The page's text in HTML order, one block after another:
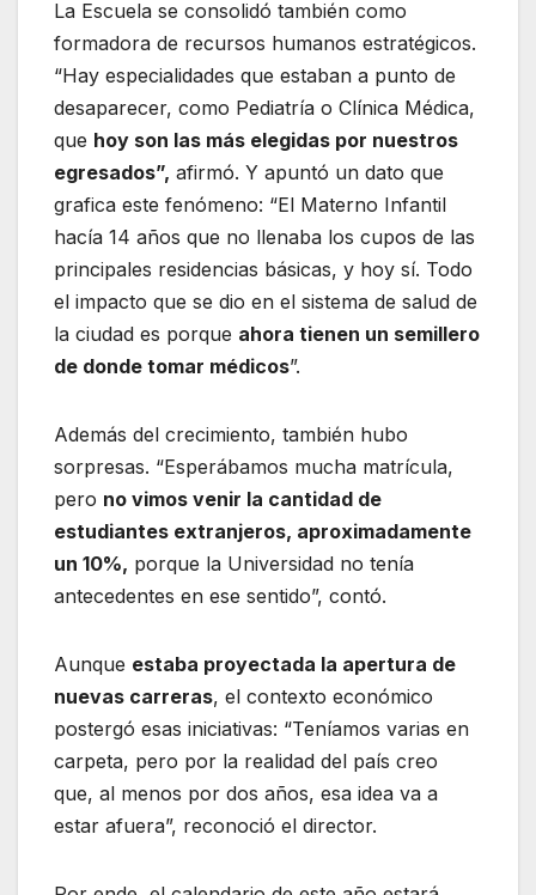
La Escuela se consolidó también como
formadora de recursos humanos estratégicos.
“Hay especialidades que estaban a punto de
desaparecer, como Pediatría o Clínica Médica,
que hoy son las más elegidas por nuestros
egresados”, afirmó. Y apuntó un dato que
grafica este fenómeno: “El Materno Infantil
hacía 14 años que no llenaba los cupos de las
principales residencias básicas, y hoy sí. Todo
el impacto que se dio en el sistema de salud de
la ciudad es porque ahora tienen un semillero
de donde tomar médicos”.
Además del crecimiento, también hubo
sorpresas. “Esperábamos mucha matrícula,
pero no vimos venir la cantidad de
estudiantes extranjeros, aproximadamente
un 10%, porque la Universidad no tenía
antecedentes en ese sentido”, contó.
Aunque estaba proyectada la apertura de
nuevas carreras, el contexto económico
postergó esas iniciativas: “Teníamos varias en
carpeta, pero por la realidad del país creo
que, al menos por dos años, esa idea va a
estar afuera”, reconoció el director.